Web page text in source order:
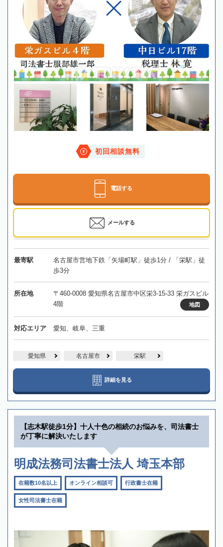
初回相談無料
電話する
メールする
最寄駅
名古屋市営地下鉄「矢場町駅」徒歩1分 / 「栄駅」徒
歩3分
所在地
〒460-0008 愛知県名古屋市中区栄3-15-33 栄ガスビル
4階
地図
対応エリア 愛知、岐阜、三重
愛知県 名古屋市 栄駅
詳細を見る
【志木駅徒歩1分】十人十色の相続のお悩みを、司法書士
が丁寧に解決いたします
明成法務司法書士法人 埼玉本部
在籍数10名以上 オンライン相談可 行政書士在籍
女性司法書士在籍